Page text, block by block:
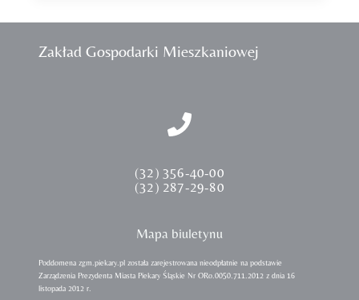
Zakład Gospodarki Mieszkaniowej
(32) 356-40-00
(32) 287-29-80
Mapa biuletynu
Poddomena zgm.piekary.pl została zarejestrowana nieodpłatnie na podstawie
Zarządzenia Prezydenta Miasta Piekary Śląskie Nr ORo.0050.711.2012 z dnia 16
listopada 2012 r.